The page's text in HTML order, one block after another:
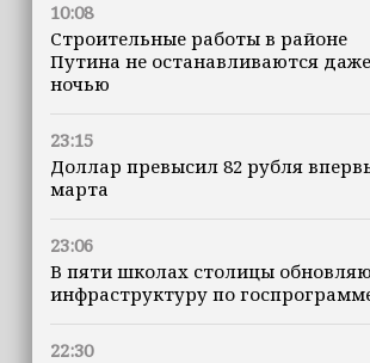
10:08
Строительные работы в районе
Путина не останавливаются даже
ночью
23:15
Доллар превысил 82 рубля
марта
23:06
В пяти школах столицы
инфраструктуру по
22:30